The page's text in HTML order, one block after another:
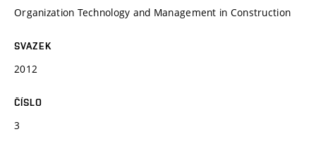
Organization Technology and Management in Construction
SVAZEK
2012
ČÍSLO
3